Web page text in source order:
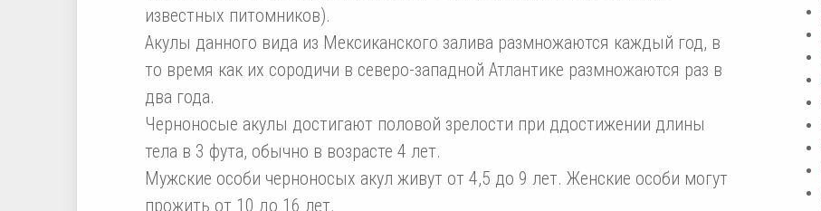
известных питомников).
Акулы данного вида из Мексиканского залива размножаются каждый год, в
то время как их сородичи в северо-западной Атлантике размножаются раз в
два года.
Черноносые акулы достигают половой зрелости при ддостижении длины
тела в 3 фута, обычно в возрасте 4 лет.
Мужские особи черноносых акул живут от 4,5 до 9 лет. Женские особи могут
прожить от 10 до 16 лет.